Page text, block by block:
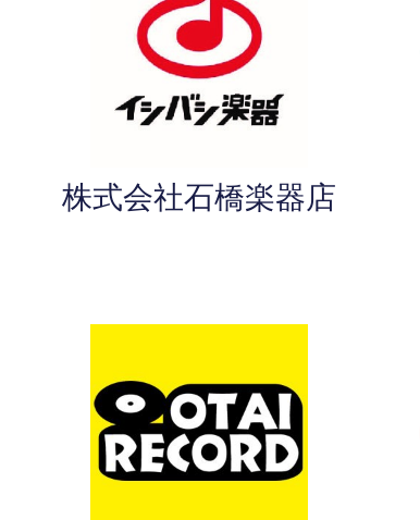
株式会社石橋楽器店